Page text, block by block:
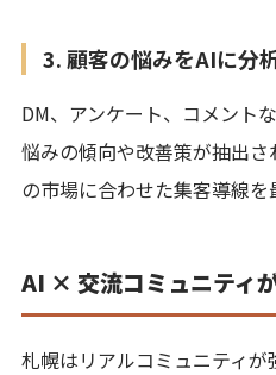
3. 顧客の悩みをAIに分
DM、アンケート、コメント
悩みの傾向や改善策が抽出
の市場に合わせた集客導線を
AI × 交流コミュニティ
札幌はリアルコミュニティ